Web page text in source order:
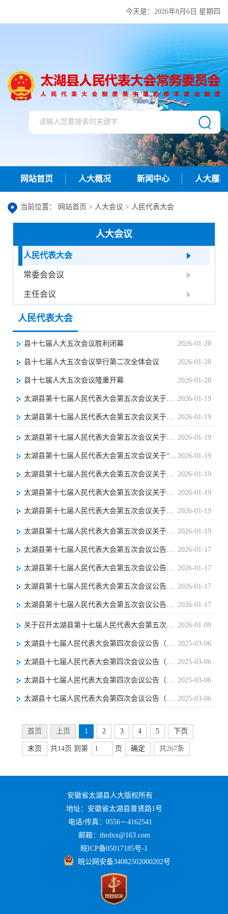
今天是： 2026年8月6日 星期四
网站首页 人大概况 新闻中心 人大履职
当前位置： 网站首页 > 人大会议 > 人民代表大会
人大会议
人民代表大会
常委会会议
主任会议
人民代表大会
2026-01-28
县十七届人大五次会议胜利闭幕
2026-01-28
县十七届人大五次会议举行第二次全体会议
2026-01-28
县十七届人大五次会议隆重开幕
2026-01-19
太湖县第十七届人民代表大会第五次会议关于太湖县人民检察院工作报告的决议
2026-01-19
太湖县第十七届人民代表大会第五次会议关于太湖县人民法院工作报告的决议
2026-01-19
太湖县第十七届人民代表大会第五次会议关于太湖县人大常委会工作报告的决议
2026-01-19
太湖县第十七届人民代表大会第五次会议关于“1号议案”办理工作报告的决议
2026-01-19
太湖县第十七届人民代表大会第五次会议关于太湖县2025年预算执行情况和2026年预算的决议
2026-01-19
太湖县第十七届人民代表大会第五次会议关于太湖县2025年国民经济和社会发展计划执行情况与2026年计划的决议
2026-01-19
太湖县第十七届人民代表大会第五次会议关于太湖县国民经济和社会发展第十五个五年规划纲要的决议
2026-01-19
太湖县第十七届人民代表大会第五次会议关于太湖县人民政府工作报告的决议
2026-01-17
太湖县第十七届人民代表大会第五次会议公告（第四号）
2026-01-17
太湖县第十七届人民代表大会第五次会议公告（第三号）
2026-01-17
太湖县第十七届人民代表大会第五次会议公告（第二号）
2026-01-17
太湖县第十七届人民代表大会第五次会议公告（第一号）
2026-01-09
关于召开太湖县第十七届人民代表大会第五次会议的决定
2025-03-06
太湖县十七届人民代表大会第四次会议公告（第一号）
2025-03-06
太湖县十七届人民代表大会第四次会议公告（第二号）
2025-03-06
太湖县十七届人民代表大会第四次会议公告（第三号）
2025-03-06
太湖县十七届人民代表大会第四次会议公告（第四号）
首页 上页 1 2 3 4 5 下页
末页 共14页 到第 页 确定 共267条
安徽省太湖县人大版权所有
地址：安徽省太湖县普贤路1号
电话/传真：0556－4162541
邮箱：thrdxx@163.com
皖ICP备05017185号-1
皖公网安备34082502000202号